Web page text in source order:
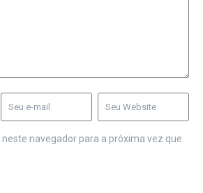
navegador para a próxima vez que